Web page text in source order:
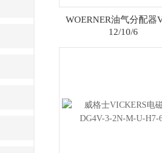
WOERNER油气分配器
12/10/6